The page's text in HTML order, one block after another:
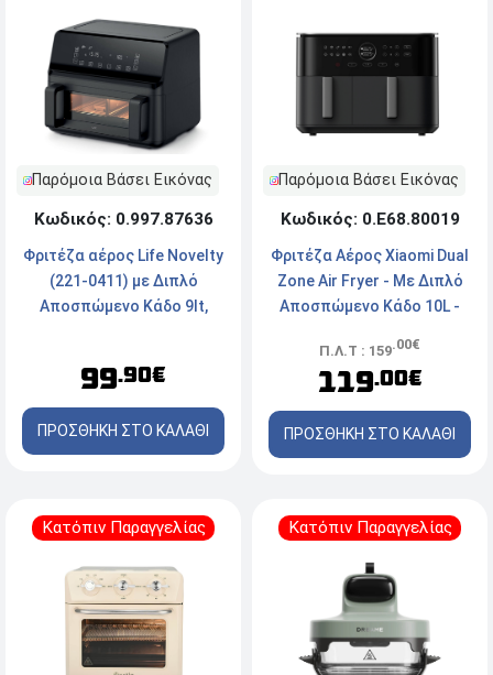
Παρόμοια Βάσει Εικόνας
Κωδικός: 0.997.87636
Φριτέζα αέρος Life Novelty
(221-0411) με Διπλό
Αποσπώμενο Κάδο 9lt,
99.90€
ΠΡΟΣΘΗΚΗ ΣΤΟ ΚΑΛΑΘΙ
Παρόμοια Βάσει Εικόνας
Κωδικός: 0.Ε68.80019
Φριτέζα Αέρος Xiaomi Dual
Zone Air Fryer - Με Διπλό
Αποσπώμενο Κάδο 10L -
Π.Λ.Τ : 159.00€
119.00€
ΠΡΟΣΘΗΚΗ ΣΤΟ ΚΑΛΑΘΙ
Κατόπιν Παραγγελίας Κατόπιν Παραγγελίας